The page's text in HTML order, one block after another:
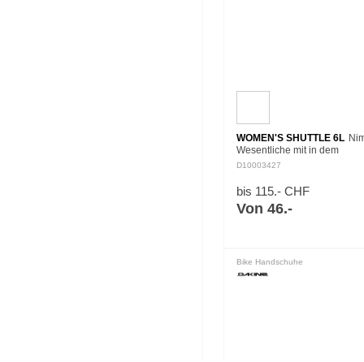
WOMEN'S SHUTTLE 6L
Wesentliche mit in dem
minimalistischen Shuttle 6L
Zwei-Liter-Trinkbehälter mit
sitzt…
D10003427
bis 115.- CHF
Von 46.-
Bike Handschuhe